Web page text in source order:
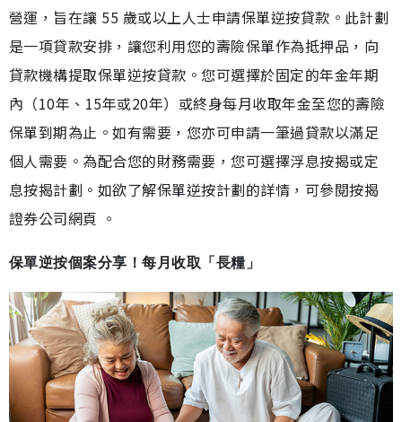
營運，旨在讓 55 歲或以上人士申請保單逆按貸款。此計劃
是一項貸款安排，讓您利用您的壽險保單作為抵押品，向
貸款機構提取保單逆按貸款。您可選擇於固定的年金年期
內（10年、15年或20年）或終身每月收取年金至您的壽險
保單到期為止。如有需要，您亦可申請一筆過貸款以滿足
個人需要。為配合您的財務需要，您可選擇浮息按揭或定
息按揭計劃。如欲了解保單逆按計劃的詳情，可參閱按揭
證券公司網頁 。
保單逆按個案分享！每月收取「長糧」